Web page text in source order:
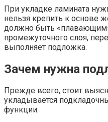
При укладке ламината
нельзя крепить к основе
должно быть
промежуточного слоя,
выполняет подложка.
Зачем нужна
Прежде всего, стоит
укладывается
функции: